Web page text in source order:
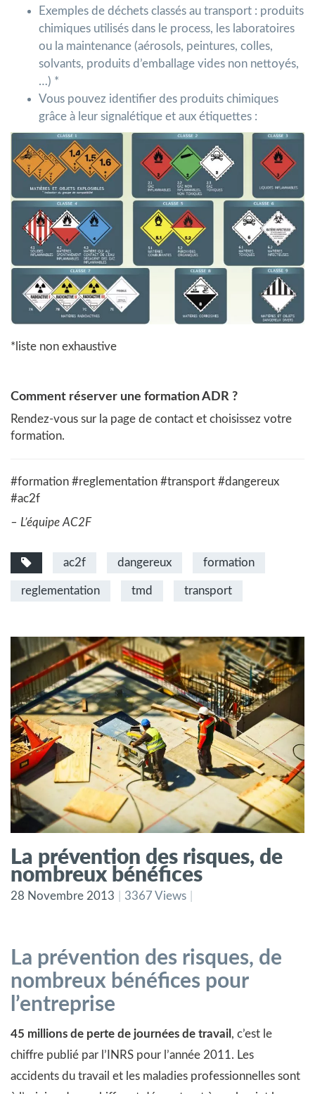
Exemples de déchets classés au transport : produits
chimiques utilisés dans le process, les laboratoires
ou la maintenance (aérosols, peintures, colles,
solvants, produits d’emballage vides non nettoyés,
…) *
Vous pouvez identifier des produits chimiques
grâce à leur signalétique et aux étiquettes :
*liste non exhaustive
Comment réserver une formation ADR ?
Rendez-vous sur la page de contact et choisissez votre
formation.
#formation #reglementation #transport #dangereux
#ac2f
– L’équipe AC2F
ac2f dangereux formation
reglementation tmd transport
La prévention des risques, de
nombreux bénéfices
28 Novembre 2013 3367 Views
La prévention des risques, de
nombreux bénéfices pour
l’entreprise
45 millions de perte de journées de travail , c’est le
chiffre publié par l’INRS pour l’année 2011. Les
accidents du travail et les maladies professionnelles sont